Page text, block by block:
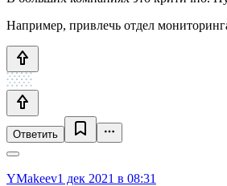
Например, привлечь отдел
Ответить
YMakeev1 дек 2021 в 08:31